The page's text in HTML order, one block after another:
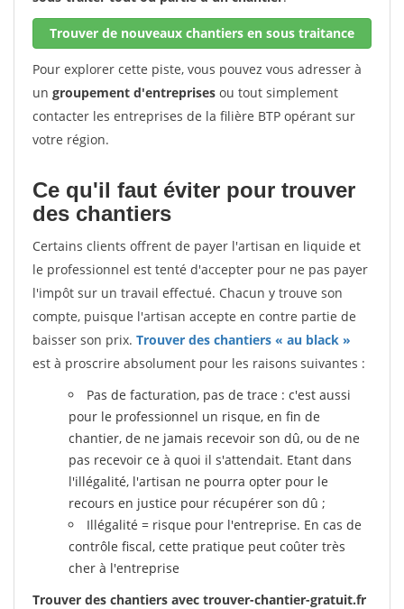
Trouver de nouveaux chantiers en sous traitance
Pour explorer cette piste, vous pouvez vous adresser à
un groupement d'entreprises ou tout simplement
contacter les entreprises de la filière BTP opérant sur
votre région.
Ce qu'il faut éviter pour trouver
des chantiers
Certains clients offrent de payer l'artisan en liquide et
le professionnel est tenté d'accepter pour ne pas payer
l'impôt sur un travail effectué. Chacun y trouve son
compte, puisque l'artisan accepte en contre partie de
baisser son prix. Trouver des chantiers « au black »
est à proscrire absolument pour les raisons suivantes :
Pas de facturation, pas de trace : c'est aussi
pour le professionnel un risque, en fin de
chantier, de ne jamais recevoir son dû, ou de ne
pas recevoir ce à quoi il s'attendait. Etant dans
l'illégalité, l'artisan ne pourra opter pour le
recours en justice pour récupérer son dû ;
Illégalité = risque pour l'entreprise. En cas de
contrôle fiscal, cette pratique peut coûter très
cher à l'entreprise
Trouver des chantiers avec trouver-chantier-gratuit.fr